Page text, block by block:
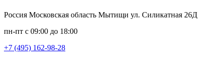
Россия Московская область Мытищи ул. Силикатная 26Д
пн-пт с 09:00 до 18:00
+7 (495) 162-98-28